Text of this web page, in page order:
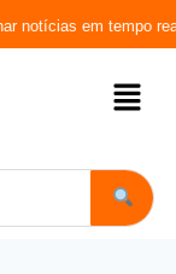
em tempo real